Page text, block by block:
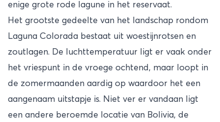
enige grote rode lagune in het reservaat.
Het grootste gedeelte van het landschap rondom
Laguna Colorada bestaat uit woestijnrotsen en
zoutlagen. De luchttemperatuur ligt er vaak onder
het vriespunt in de vroege ochtend, maar loopt in
de zomermaanden aardig op waardoor het een
aangenaam uitstapje is. Niet ver er vandaan ligt
een andere beroemde locatie van Bolivia, de